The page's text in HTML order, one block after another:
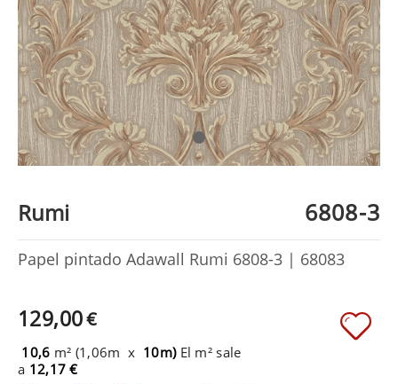
Rumi 6808-3
Papel pintado Adawall Rumi 6808-3 | 68083
129,00€
10,6 m² (1,06m x 10m) El m² sale
a 12,17 €